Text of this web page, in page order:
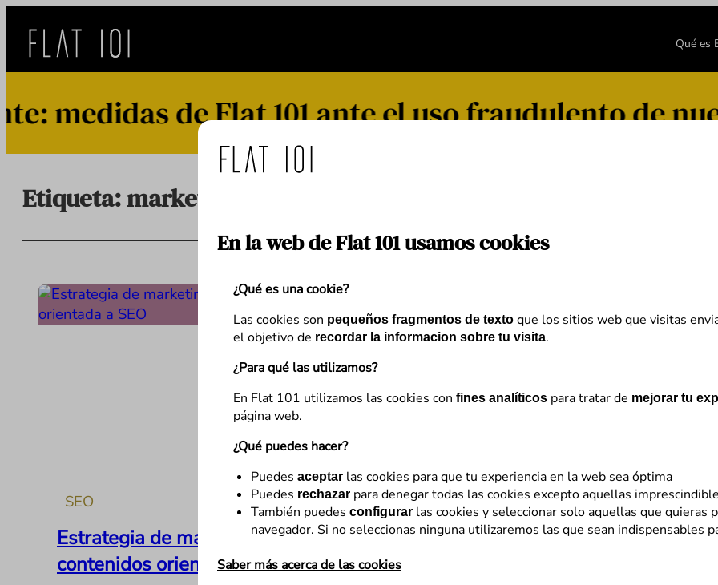
En la web de Flat 101 usamos cookies
¿Qué es una cookie?
Las cookies son pequeños fragmentos de texto que los sitios web que visitas
el objetivo de recordar la informacion sobre tu visita.
¿Para qué las utilizamos?
En Flat 101 utilizamos las cookies con fines analíticos para tratar de mejorar tu
página web.
¿Qué puedes hacer?
Puedes aceptar las cookies para que tu experiencia en la web sea óptima
Puedes rechazar para denegar todas las cookies excepto aquellas
También puedes configurar las cookies y seleccionar solo aquellas que quieras
navegador. Si no seleccionas ninguna utilizaremos las que sean indispensables
Saber más acerca de las cookies
contenido
Qué es
medidas de Flat 101 ante el uso fraudulento de
Etiqueta:marketing de contenidos
SEO
Estrategia de marketing de
contenidos orientada a SEO
SEO
Adelántate a la tendencia y
multiplica por 4 el tráfico de tu